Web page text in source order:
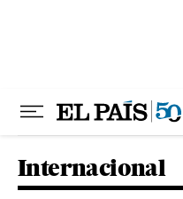
Internacional